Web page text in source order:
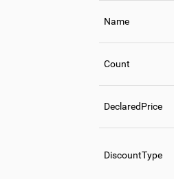
Name
Count
DeclaredPrice
DiscountType